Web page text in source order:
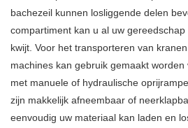
bachezeil kunnen losliggende delen
compartiment kan u al uw
kwijt. Voor het transporteren van
machines kan gebruik gemaakt
met manuele of hydraulische
zijn makkelijk afneembaar of
eenvoudig uw materiaal kan laden en